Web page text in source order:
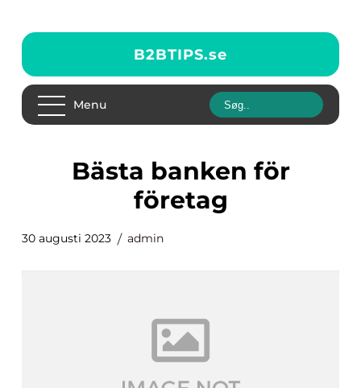
B2BTIPS.se
Menu
bästa banken för
företag
30 augusti 2023 admin